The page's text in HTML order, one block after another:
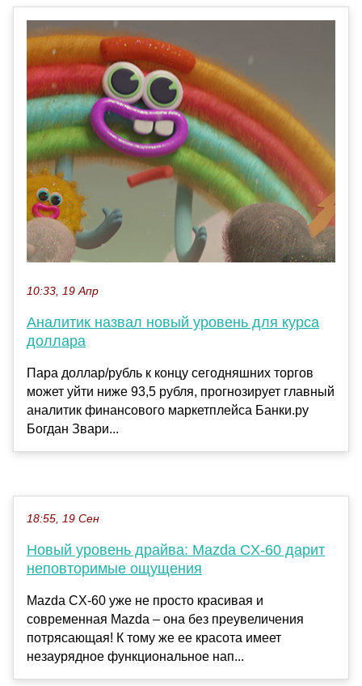
10:33, 19 Апр
Аналитик назвал новый уровень для курса
доллара
Пара доллар/рубль к концу сегодняшних торгов
может уйти ниже 93,5 рубля, прогнозирует главный
аналитик финансового маркетплейса Банки.ру
Богдан Звари...
18:55, 19 Сен
Новый уровень драйва: Mazda CX-60 дарит
неповторимые ощущения
Mazda CX-60 уже не просто красивая и
современная Mazda – она без преувеличения
потрясающая! К тому же ее красота имеет
незаурядное функциональное нап...